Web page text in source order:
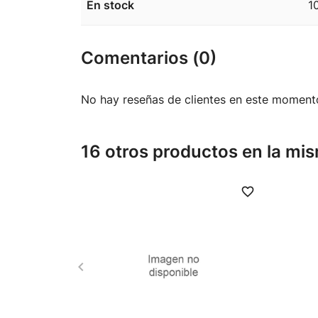
En stock
Comentarios (0)
No hay reseñas de clientes en este
16 otros productos en la
favorite_border